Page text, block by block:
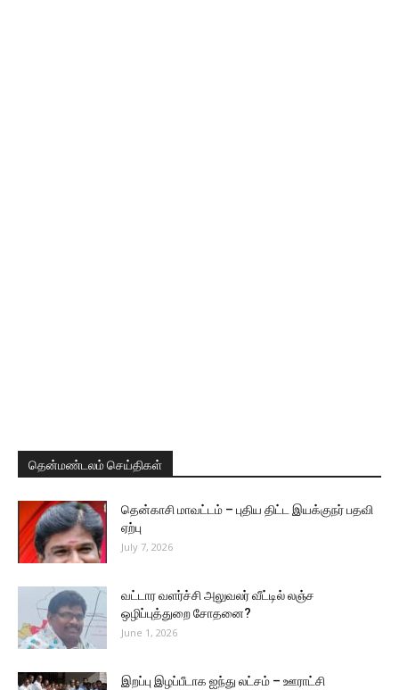
தென்மண்டலம் செய்திகள்
தென்காசி மாவட்டம் – புதிய திட்ட இயக்குநர் பதவி
ஏற்பு
July 7, 2026
வட்டார வளர்ச்சி அலுவலர் வீட்டில் லஞ்ச
ஒழிப்புத்துறை சோதனை?
June 1, 2026
இறப்பு இழப்பீடாக ஐந்து லட்சம் – ஊராட்சி